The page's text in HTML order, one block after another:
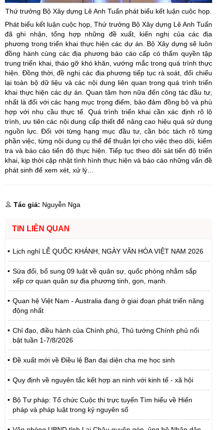
Thứ trưởng Bộ Xây dựng Lê Anh Tuấn phát biểu kết luận cuộc họp.
Phát biểu kết luận cuộc họp, Thứ trưởng Bộ Xây dựng Lê Anh Tuấn
đã ghi nhận, tổng hợp những đề xuất, kiến nghị của các địa
phương trong triển khai thực hiện các dự án. Bộ Xây dựng sẽ luôn
đồng hành cùng các địa phương báo cáo cấp có thẩm quyền tập
trung triển khai, tháo gỡ khó khăn, vướng mắc trong quá trình thực
hiện. Đồng thời, đề nghị các địa phương tiếp tục rà soát, đối chiếu
lại toàn bộ dữ liệu và các nội dung liên quan trong quá trình triển
khai thực hiện các dự án. Quan tâm hơn nữa đến công tác đầu tư,
nhất là đối với các hạng mục trọng điểm, bảo đảm đồng bộ và phù
hợp với nhu cầu thực tế. Quá trình triển khai cần xác định rõ lộ
trình, ưu tiên các nội dung cấp thiết để nâng cao hiệu quả sử dụng
nguồn lực. Đối với từng hạng mục đầu tư, cần bóc tách rõ từng
phần việc, từng nội dung cụ thể để thuận lợi cho việc theo dõi, kiểm
tra và báo cáo tiến độ thực hiện. Tiếp tục theo dõi sát tiến độ triển
khai, kịp thời cập nhật tình hình thực hiện và báo cáo những vấn đề
phát sinh để xem xét, xử lý…
Tác giả: Nguyễn Nga
TIN LIÊN QUAN
Lịch nghỉ LỄ QUỐC KHÁNH, NGÀY VĂN HÓA VIỆT NAM 2026
Sửa đổi, bổ sung 09 luật về quân sự, quốc phòng nhằm sắp
xếp cơ quan quân sự địa phương tinh, gọn, mạnh.
Quan hệ Việt Nam - Australia đang ở giai đoạn phát triển năng
động nhất
Chỉ đạo, điều hành của Chính phủ, Thủ tướng Chính phủ nổi
bật tuần 1-7/8/2026
Đề xuất mới về Điều lệ Ban đại diện cha mẹ học sinh
Quy định về nguyên tắc kết hợp an ninh với kinh tế - xã hội
Bộ Tư pháp: Tổ chức Cuộc thi trực tuyến Tìm hiểu về Hiến
pháp và pháp luật trong kỷ nguyên số